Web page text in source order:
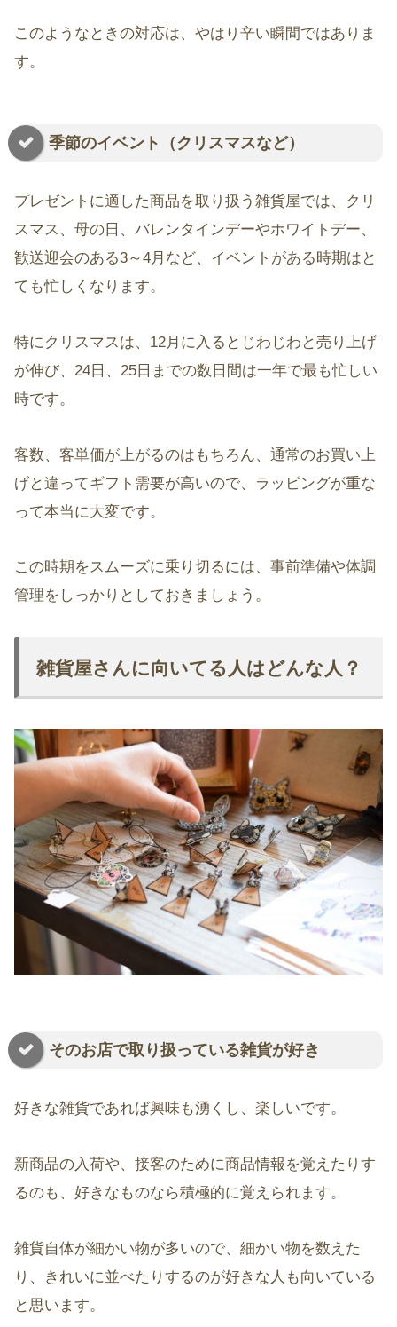
このようなときの対応は、やはり辛い瞬間ではありま
す。
季節のイベント（クリスマスなど）
プレゼントに適した商品を取り扱う雑貨屋では、クリ
スマス、母の日、バレンタインデーやホワイトデー、
歓送迎会のある3～4月など、イベントがある時期はと
ても忙しくなります。
特にクリスマスは、12月に入るとじわじわと売り上げ
が伸び、24日、25日までの数日間は一年で最も忙しい
時です。
客数、客単価が上がるのはもちろん、通常のお買い上
げと違ってギフト需要が高いので、ラッピングが重な
って本当に大変です。
この時期をスムーズに乗り切るには、事前準備や体調
管理をしっかりとしておきましょう。
雑貨屋さんに向いてる人はどんな人？
そのお店で取り扱っている雑貨が好き
好きな雑貨であれば興味も湧くし、楽しいです。
新商品の入荷や、接客のために商品情報を覚えたりす
るのも、好きなものなら積極的に覚えられます。
雑貨自体が細かい物が多いので、細かい物を数えた
り、きれいに並べたりするのが好きな人も向いている
と思います。